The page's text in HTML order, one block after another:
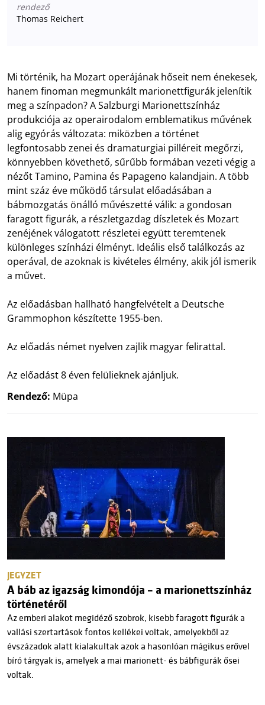
rendező
Thomas Reichert
Mi történik, ha Mozart operájának hőseit nem énekesek,
hanem finoman megmunkált marionettfigurák jelenítik
meg a színpadon? A Salzburgi Marionettszínház
produkciója az operairodalom emblematikus művének
alig egyórás változata: miközben a történet
legfontosabb zenei és dramaturgiai pilléreit megőrzi,
könnyebben követhető, sűrűbb formában vezeti végig a
nézőt Tamino, Pamina és Papageno kalandjain. A több
mint száz éve működő társulat előadásában a
bábmozgatás önálló művészetté válik: a gondosan
faragott figurák, a részletgazdag díszletek és Mozart
zenéjének válogatott részletei együtt teremtenek
különleges színházi élményt. Ideális első találkozás az
operával, de azoknak is kivételes élmény, akik jól ismerik
a művet.
Az előadásban hallható hangfelvételt a Deutsche
Grammophon készítette 1955-ben.
Az előadás német nyelven zajlik magyar felirattal.
Az előadást 8 éven felülieknek ajánljuk.
Rendező: Müpa
JEGYZET
A báb az igazság kimondója – a marionettszínház
történetéről
Az emberi alakot megidéző szobrok, kisebb faragott figurák a
vallási szertartások fontos kellékei voltak, amelyekből az
évszázadok alatt kialakultak azok a hasonlóan mágikus erővel
bíró tárgyak is, amelyek a mai marionett- és bábfigurák ősei
voltak.